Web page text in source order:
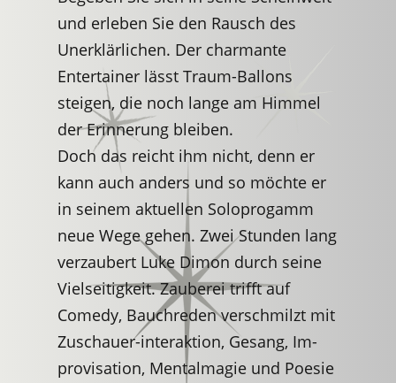
und erleben Sie den Rausch des
Unerklärlichen. Der charmante
Entertainer lässt Traum-Ballons
steigen, die noch lange am Himmel
der Erinnerung bleiben.
Doch das reicht ihm nicht, denn er
kann auch anders und so möchte er
in seinem aktuellen Soloprogamm
neue Wege gehen. Zwei Stunden lang
verzaubert Luke Dimon durch seine
Vielseitigkeit. Zauberei trifft auf
Comedy, Bauchreden verschmilzt mit
Zuschauer-interaktion, Gesang, Im-
provisation, Mentalmagie und Poesie